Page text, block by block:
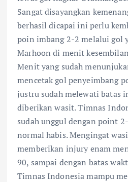
Sangat disayangkan
berhasil dicapai ini perlu
poin imbang 2-2 melalui gol
Marhoon di menit
Menit yang sudah
mencetak gol penyeimbang
justru sudah melewati batas
diberikan wasit. Timnas
sudah unggul dengan point
normal habis. Mengingat
memberikan injury enam
90, sampai dengan batas
Timnas Indonesia mampu